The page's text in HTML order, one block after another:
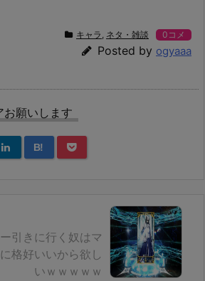
キャラ ネタ・雑談 0コメ
Posted by ogyaaa
お願いします
B!
引きに行く奴はマ
格好いいから欲し
いｗｗｗｗｗ